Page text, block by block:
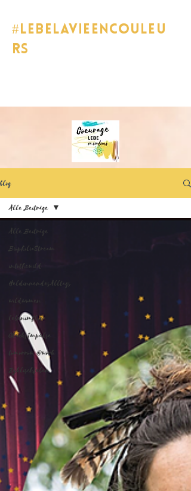
#lebelavieencouleu
rs
blog
Alle Beiträge
BiophiliaStream
intothewild
HeldinnendesAlltags
wildwomen
lebenimflow
GlücksImpulse
tomorrow @work
ZyklischLeben
Alle Beiträge